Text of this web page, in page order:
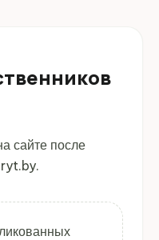
сайте после